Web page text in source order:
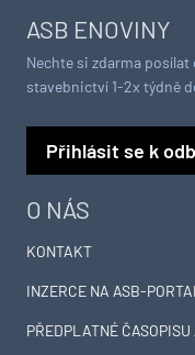
O NÁS
KONTAKT
INZERCE NA ASB-
PŘEDPLATNÉ ČASOPISU
ASB ENOVINY
Nechte si zdarma
stavebnictví 1-2x týdně
Přihlásit se k